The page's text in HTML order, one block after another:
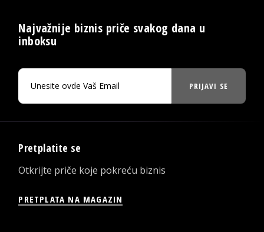
Najvažnije biznis priče svakog dana u
inboksu
PRIJAVI SE
Pretplatite se
Otkrijte priče koje pokreću biznis
PRETPLATA NA MAGAZIN